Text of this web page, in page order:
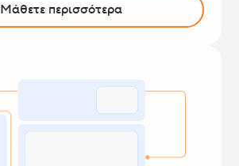
Μάθετε περισσότερα